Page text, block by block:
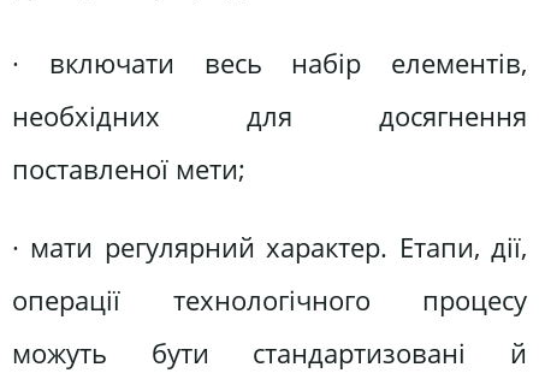
· включати весь набір елементів,
необхідних для досягнення
поставленої мети;
· мати регулярний характер. Етапи, дії,
операції технологічного процесу
можуть бути стандартизовані й